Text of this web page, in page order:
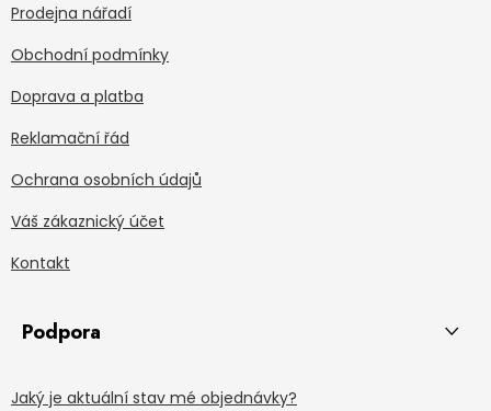
Prodejna nářadí
Obchodní podmínky
Doprava a platba
Reklamační řád
Ochrana osobních údajů
Váš zákaznický účet
Kontakt
Podpora
Jaký je aktuální stav mé objednávky?